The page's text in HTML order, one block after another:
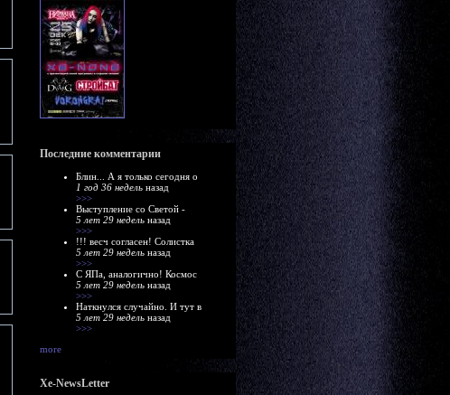
Последние комментарии
Блин... А я только сегодня о
1 год 36 недель назад
>>>
Выступление со Светой -
5 лет 29 недель назад
>>>
!!! весч согласен! Солистка
5 лет 29 недель назад
>>>
С ЯПа, аналогично! Космос
5 лет 29 недель назад
>>>
Наткнулся случайно. И тут в
5 лет 29 недель назад
>>>
more
Xe-NewsLetter